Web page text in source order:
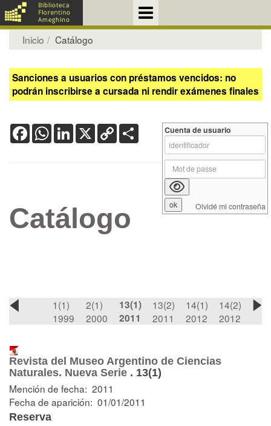
Inicio Catálogo
Sanciones a usuarios con préstamos vencidos: no
podrán inscribirse a cursada ni rendir exámenes finales
FacebookWhatsApp
LinkedIn
X Copy
Link
Catálogo
1(1)
1999
2(1)
2000
13(1)
2011
13(2)
2011
14(1)
2012
14(2)
2012
Revista del Museo Argentino de Ciencias
Naturales. Nueva Serie . 13(1)
Mención de fecha: 2011
Fecha de aparición: 01/01/2011
Reserva
Cuenta de usuario
Olvidé mi contraseña